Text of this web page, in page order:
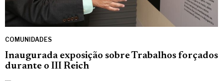
COMUNIDADES
Inaugurada exposição sobre Trabalhos forçados
durante o III Reich